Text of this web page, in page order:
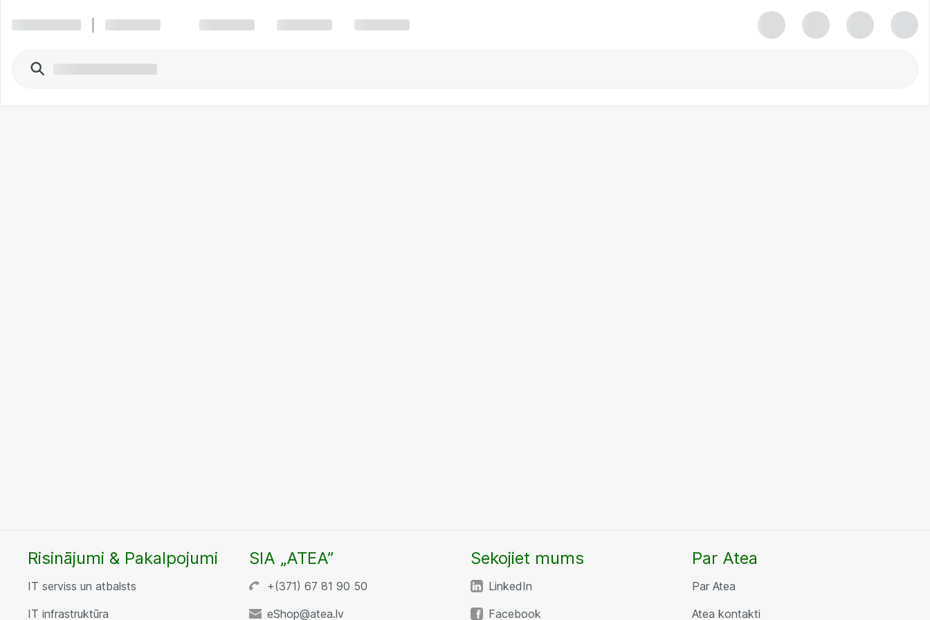
Risinājumi & Pakalpojumi
IT serviss un atbalsts
IT infrastruktūra
SIA „ATEA”
+(371) 67 81 90 50
eShop@atea.lv
Sekojiet mums
LinkedIn
Facebook
Par Atea
Par Atea
Atea kontakti